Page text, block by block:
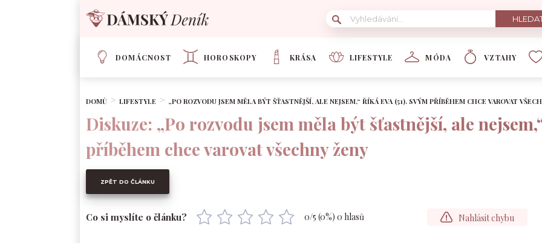
DOMÁCNOST HOROSKOPY KRÁSA LIFESTYLE MÓDA VZTAHY
DOMŮ LIFESTYLE „PO ROZVODU JSEM MĚLA BÝT ŠŤASTNĚJŠÍ, ALE NEJSEM,“ ŘÍKÁ EVA (51). SVÝM PŘÍBĚHEM CHCE VAROVAT
Diskuze: „Po rozvodu jsem měla být šťastnější, ale
příběhem chce varovat všechny ženy
ZPĚT DO ČLÁNKU
Co si myslíte o článku? 0/5 (0%) 0 hlasů Nahlásit chybu